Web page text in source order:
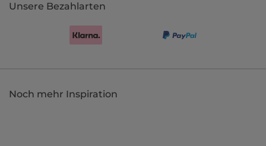
Unsere Bezahlarten
Noch mehr Inspiration